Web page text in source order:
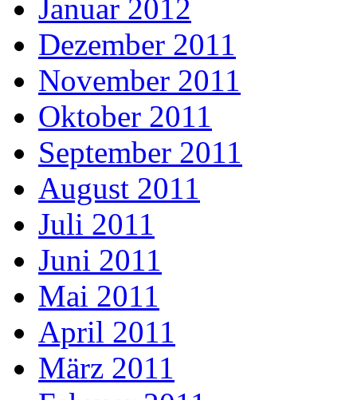
Januar 2012
Dezember 2011
November 2011
Oktober 2011
September 2011
August 2011
Juli 2011
Juni 2011
Mai 2011
April 2011
März 2011